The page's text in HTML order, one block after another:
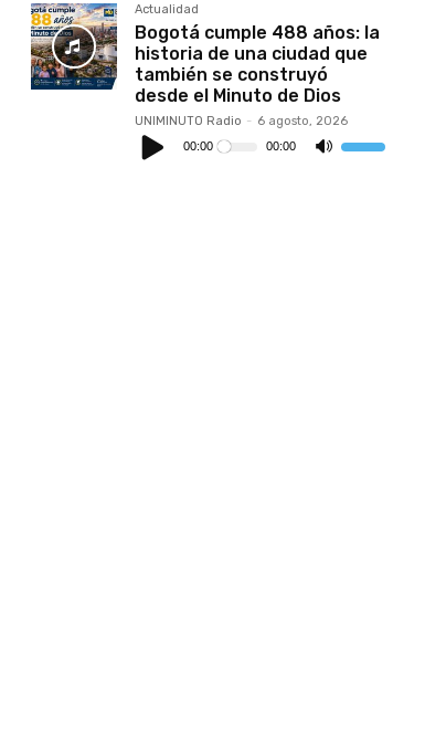
Actualidad
Bogotá cumple 488 años: la
historia de una ciudad que
también se construyó
desde el Minuto de Dios
UNIMINUTO Radio - 6 agosto, 2026
Reproductor
de
audio
00:00 00:00
Utiliza